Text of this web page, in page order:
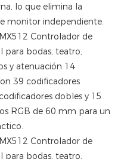
lo que elimina la
monitor independiente.
39 codificadores
dobles y 15
RGB de 60 mm para un